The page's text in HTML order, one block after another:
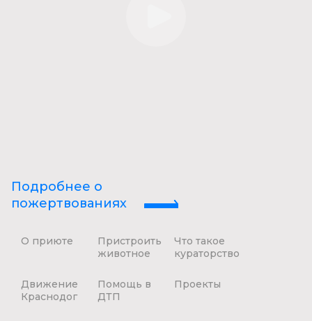
Подробнее о
пожертвованиях
О приюте
Пристроить
животное
Что такое
кураторство
Движение
Краснодог
Помощь в
ДТП
Проекты